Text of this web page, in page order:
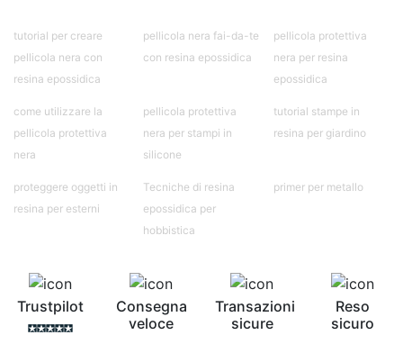
tutorial per creare
pellicola nera con
resina epossidica
pellicola nera fai-da-te
con resina epossidica
pellicola protettiva
nera per resina
epossidica
come utilizzare la
pellicola protettiva
nera
pellicola protettiva
nera per stampi in
silicone
tutorial stampe in
resina per giardino
proteggere oggetti in
resina per esterni
Tecniche di resina
epossidica per
hobbistica
primer per metallo
Trustpilot
Consegna
veloce
Transazioni
sicure
Reso
sicuro